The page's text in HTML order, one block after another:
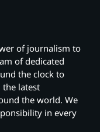
of journalism to
of dedicated
the clock to
the latest
the world. We
in every